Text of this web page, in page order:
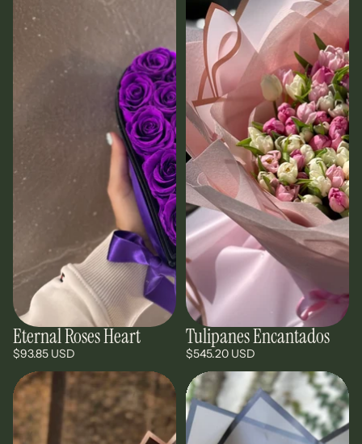
Eternal Roses Heart
$93.85 USD
Tulipanes Encantados
$545.20 USD